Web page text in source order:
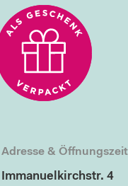
Adresse &
Immanuelkirchstr. 4